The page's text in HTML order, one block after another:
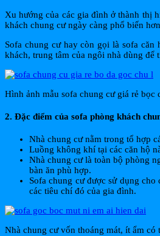
Xu hướng của các gia đình ở thành thị
khách chung cư ngày càng phổ biến
Sofa chung cư hay còn gọi là sofa
khách, trung tâm của ngôi nhà dùng
Hình ảnh mẫu sofa chung cư giá rẻ bọc
2. Đặc điểm của sofa phòng khách
Nhà chung cư nằm trong tổ hợp
Luồng không khí tại các căn hộ
Nhà chung cư là toàn bộ phòng
bàn ăn phù hợp.
Sofa chung cư được sử dụng
các tiêu chí đó của gia đình.
Nhà chung cư vốn thoáng mát, ít ẩm